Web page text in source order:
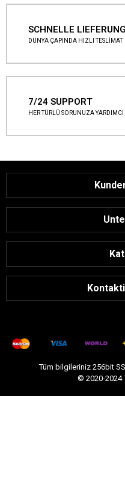
SCHNELLE LIEFERUNG
DÜNYA ÇAPINDA HIZLI TESLİMAT
7/24 SUPPORT
HER TÜRLÜ SORUNUZA
Tüm bilgileriniz 256bit
© 2020-2024